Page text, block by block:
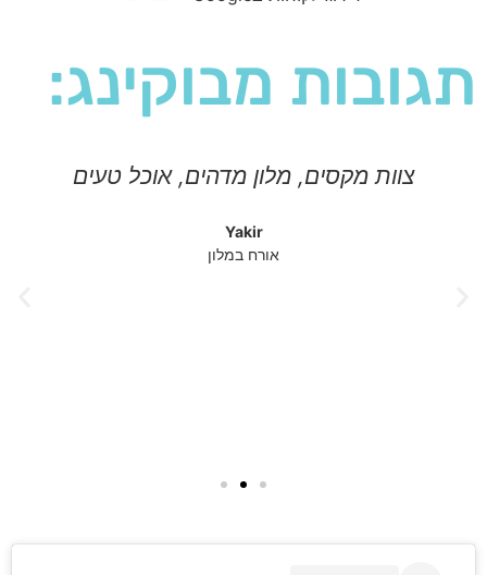
תגובות מבוקינג:
צוות מקסים, מלון מדהים, אוכל טעים
Yakir
אורח במלון